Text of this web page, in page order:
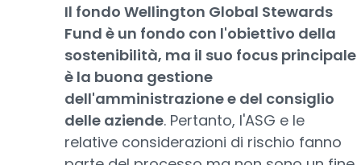
Il fondo Wellington Global Stewards
Fund è un fondo con l'obiettivo della
sostenibilità, ma il suo focus principale
è la buona gestione
dell'amministrazione e del consiglio
delle aziende. Pertanto, l'ASG e le
relative considerazioni di rischio fanno